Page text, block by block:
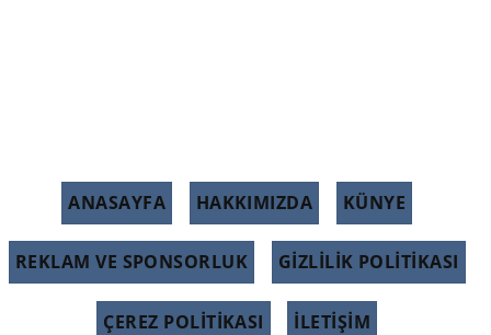
ANASAYFA HAKKIMIZDA KÜNYE
REKLAM VE SPONSORLUK GIZLILIK POLITIKASI
ÇEREZ POLITIKASI İLETİŞİM